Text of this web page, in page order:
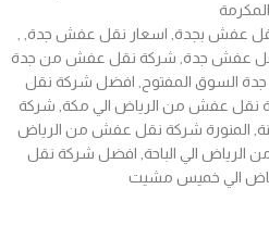
المكرمة
عفش جدة, شركة نقل عفش من جدة
السوق المفتوح, افضل شركة نقل
نقل عفش من الرياض الي مكة, شركة
المنورة شركة نقل عفش من الرياض
الرياض الي الباحة, افضل شركة نقل
الي خميس مشيت